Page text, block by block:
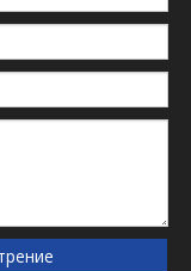
функции
высокое